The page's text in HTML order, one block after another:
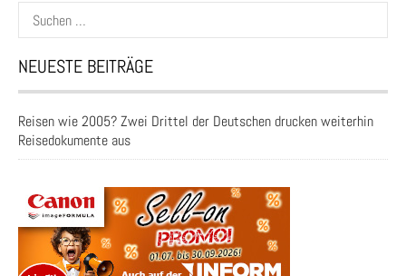
Suchen
nach:
NEUESTE BEITRÄGE
Reisen wie 2005? Zwei Drittel der Deutschen drucken weiterhin
Reisedokumente aus